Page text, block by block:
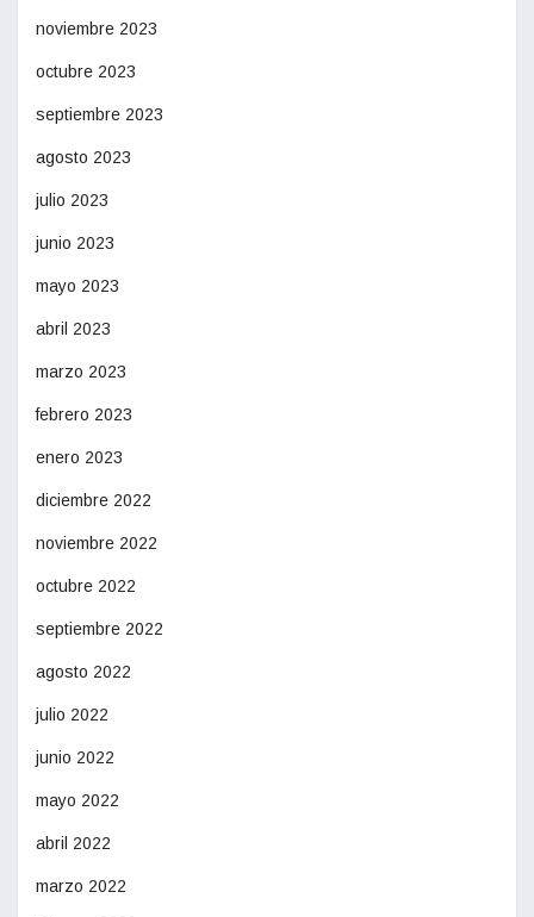
noviembre 2023
octubre 2023
septiembre 2023
agosto 2023
julio 2023
junio 2023
mayo 2023
abril 2023
marzo 2023
febrero 2023
enero 2023
diciembre 2022
noviembre 2022
octubre 2022
septiembre 2022
agosto 2022
julio 2022
junio 2022
mayo 2022
abril 2022
marzo 2022